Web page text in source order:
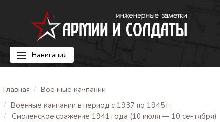
Навигация
Главная
Военные кампании
Военные кампании в период с 1937 по 1945 г.
Смоленское сражение 1941 года (10 июля — 10 сентября)